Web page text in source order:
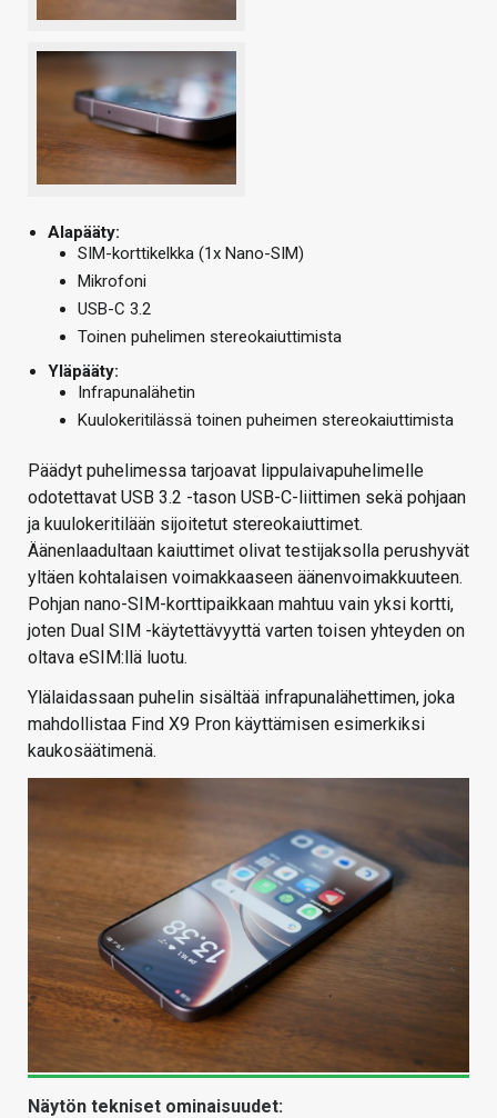
Alapääty:
SIM-korttikelkka (1x Nano-SIM)
Mikrofoni
USB-C 3.2
Toinen puhelimen stereokaiuttimista
Yläpääty:
Infrapunalähetin
Kuulokeritilässä toinen puheimen stereokaiuttimista
Päädyt puhelimessa tarjoavat lippulaivapuhelimelle
odotettavat USB 3.2 -tason USB-C-liittimen sekä pohjaan
ja kuulokeritilään sijoitetut stereokaiuttimet.
Äänenlaadultaan kaiuttimet olivat testijaksolla perushyvät
yltäen kohtalaisen voimakkaaseen äänenvoimakkuuteen.
Pohjan nano-SIM-korttipaikkaan mahtuu vain yksi kortti,
joten Dual SIM -käytettävyyttä varten toisen yhteyden on
oltava eSIM:llä luotu.
Ylälaidassaan puhelin sisältää infrapunalähettimen, joka
mahdollistaa Find X9 Pron käyttämisen esimerkiksi
kaukosäätimenä.
Näytön tekniset ominaisuudet: